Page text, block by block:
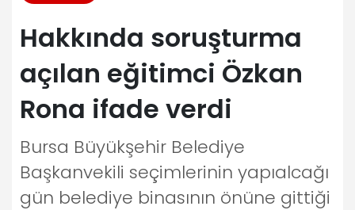
Hakkında soruşturma
açılan eğitimci Özkan
Rona ifade verdi
Bursa Büyükşehir Belediye
Başkanvekili seçimlerinin yapıalcağı
gün belediye binasının önüne gittiği